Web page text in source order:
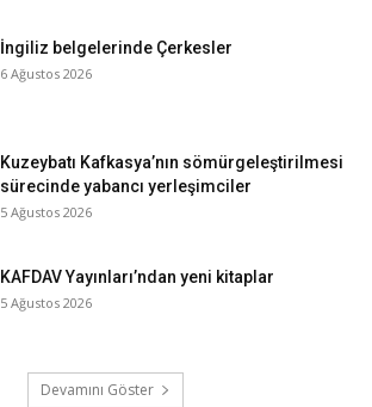
İngiliz belgelerinde Çerkesler
6 Ağustos 2026
Kuzeybatı Kafkasya’nın sömürgeleştirilmesi
sürecinde yabancı yerleşimciler
5 Ağustos 2026
KAFDAV Yayınları’ndan yeni kitaplar
5 Ağustos 2026
Devamını Göster